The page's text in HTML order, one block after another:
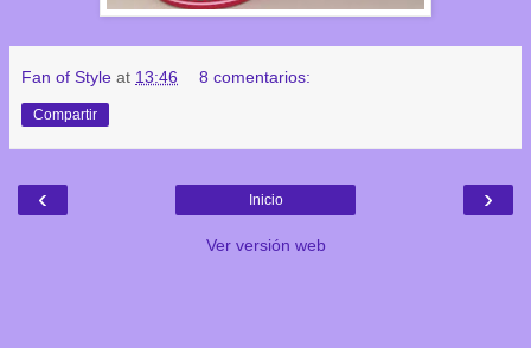
Fan of Style at 13:46 8 comentarios:
Compartir
‹ ›
Inicio
Ver versión web